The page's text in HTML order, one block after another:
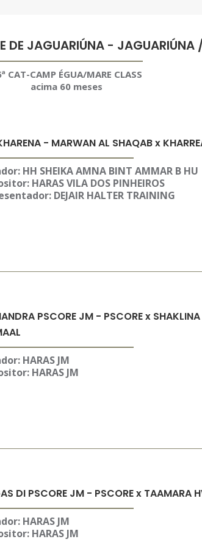
DE JAGUARIÚNA - JAGUARIÚNA
CAT-CAMP ÉGUA/MARE CLASS
acima 60 meses
- MARWAN AL SHAQAB x
HH SHEIKA AMNA BINT AMMAR B HU
HARAS VILA DOS PINHEIROS
DEJAIR HALTER TRAINING
PSCORE JM - PSCORE x
HARAS JM
HARAS JM
DI PSCORE JM - PSCORE x TAAMARA
HARAS JM
HARAS JM